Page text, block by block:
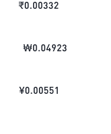
₹0.00332
₩0.04923
¥0.00551